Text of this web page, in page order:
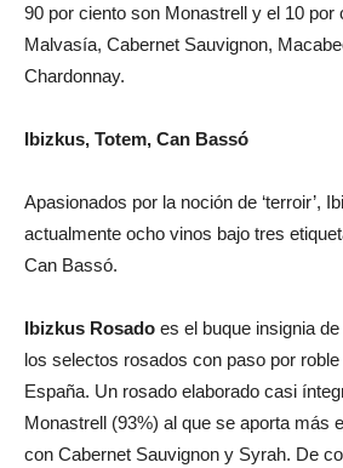
90 por ciento son Monastrell y el 10 por
Malvasía, Cabernet Sauvignon,
Chardonnay.
Ibizkus, Totem, Can Bassó
Apasionados por la noción de ‘terroir’,
actualmente ocho vinos bajo tres
Can Bassó.
Ibizkus Rosado es el buque insignia
los selectos rosados con paso por
España. Un rosado elaborado casi
Monastrell (93%) al que se aporta más
con Cabernet Sauvignon y Syrah. De